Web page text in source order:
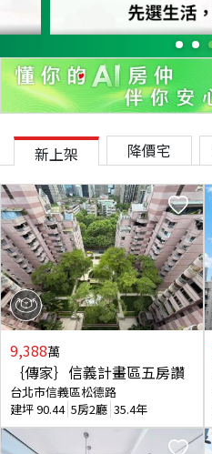
新上架 降價宅
9,388萬
｛傳家｝信義計畫區五房讚
台北市信義區松德路
建坪90.44 5房2廳 35.4年